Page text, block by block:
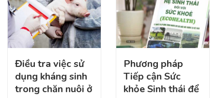
ra.Liên kết các yếu tố
sinh thái nông nghiệp
với nguy cơ xuất hiện,
du nhập, tồn lưu hoặc
và các nguy cơ bệnh tật
đối với con người, vật
nuôi và động vật hoang
Điều tra việc sử
dụng kháng sinh
trong chăn nuôi ở
Phương pháp
Tiếp cận Sức
khỏe Sinh thái để